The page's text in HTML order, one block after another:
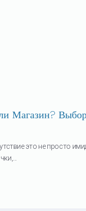
Магазин?
это не просто